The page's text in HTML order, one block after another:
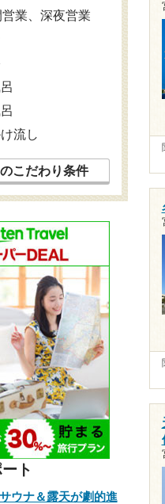
業、深夜営業
流し
こだわり条件
ト
サウナ＆露天が劇的進